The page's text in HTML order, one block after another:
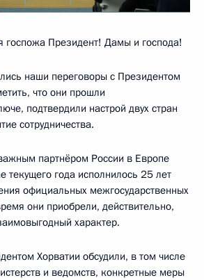
госпожа Президент! Дамы и господа!
наши переговоры с Президентом
что они прошли
подтвердили настрой двух стран
сотрудничества.
партнёром России в Европе
текущего года исполнилось 25 лет
официальных межгосударственных
они приобрели, действительно,
характер.
Хорватии обсудили, в том числе
и ведомств, конкретные меры